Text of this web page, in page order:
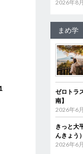
2026年8
まめ学
ゼロトラ
南】
2026年6
きっと大
んきょう
2026年6